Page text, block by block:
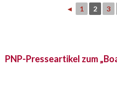
◄ 1 2 3
PNP-Presseartikel zum